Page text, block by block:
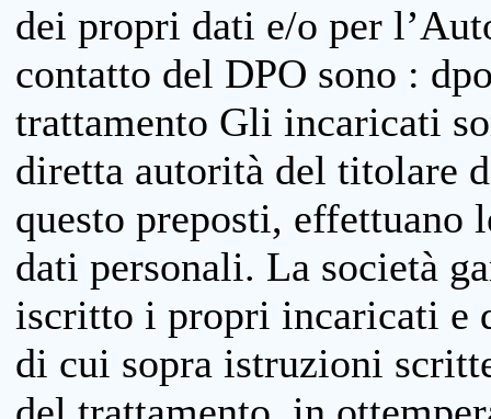
dei propri dati e/o per
contatto del DPO sono :
trattamento Gli incaricati
diretta autorità del titolare
questo preposti, effettuano
dati personali. La società
iscritto i propri incaricati e
di cui sopra istruzioni